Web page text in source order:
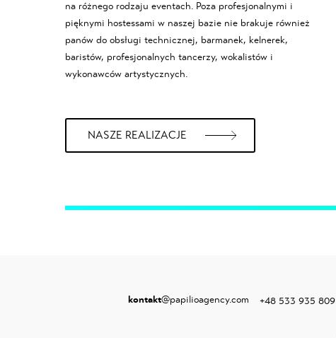
na różnego rodzaju eventach. Poza profesjonalnymi i
pięknymi hostessami w naszej bazie nie brakuje również
panów do obsługi technicznej, barmanek, kelnerek,
baristów, profesjonalnych tancerzy, wokalistów i
wykonawców artystycznych.
NASZE REALIZACJE
+48 533 935 809
kontakt@papilioagency.com